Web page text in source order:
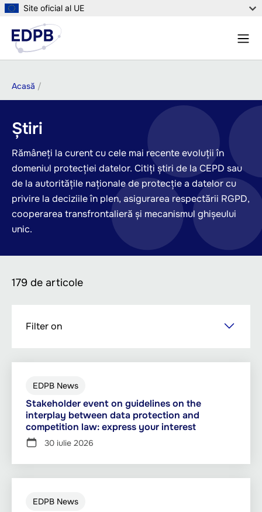
Sari
conținutul
principal
Site oficial al UE
Breadcrumb
Acasă
Știri
Rămâneți la curent cu cele mai recente evoluții în
domeniul protecției datelor. Citiți știri de la CEPD sau
de la autoritățile naționale de protecție a datelor cu
privire la deciziile în plen, asigurarea respectării RGPD,
cooperarea transfrontalieră și mecanismul ghișeului
unic.
179 de articole
Filter on
EDPB News
Stakeholder event on guidelines on the
interplay between data protection and
competition law: express your interest
30 iulie 2026
EDPB News